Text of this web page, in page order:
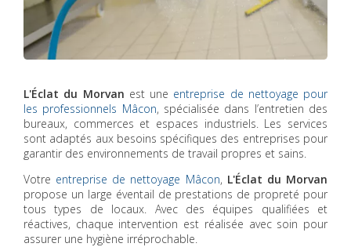
L'Éclat du Morvan est une entreprise de nettoyage pour
les professionnels Mâcon, spécialisée dans l’entretien des
bureaux, commerces et espaces industriels. Les services
sont adaptés aux besoins spécifiques des entreprises pour
garantir des environnements de travail propres et sains.
Votre entreprise de nettoyage Mâcon, L'Éclat du Morvan
propose un large éventail de prestations de propreté pour
tous types de locaux. Avec des équipes qualifiées et
réactives, chaque intervention est réalisée avec soin pour
assurer une hygiène irréprochable.